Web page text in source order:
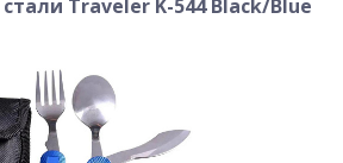
Traveler K-544 Black/Blue